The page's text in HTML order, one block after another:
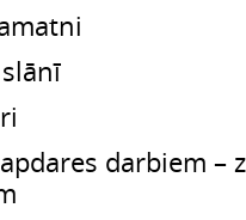
darbiem –